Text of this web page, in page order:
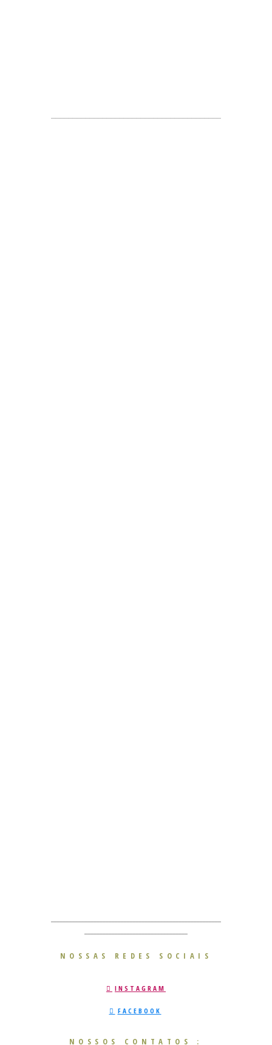
NOSSAS REDES SOCIAIS
INSTAGRAM
FACEBOOK
NOSSOS CONTATOS :